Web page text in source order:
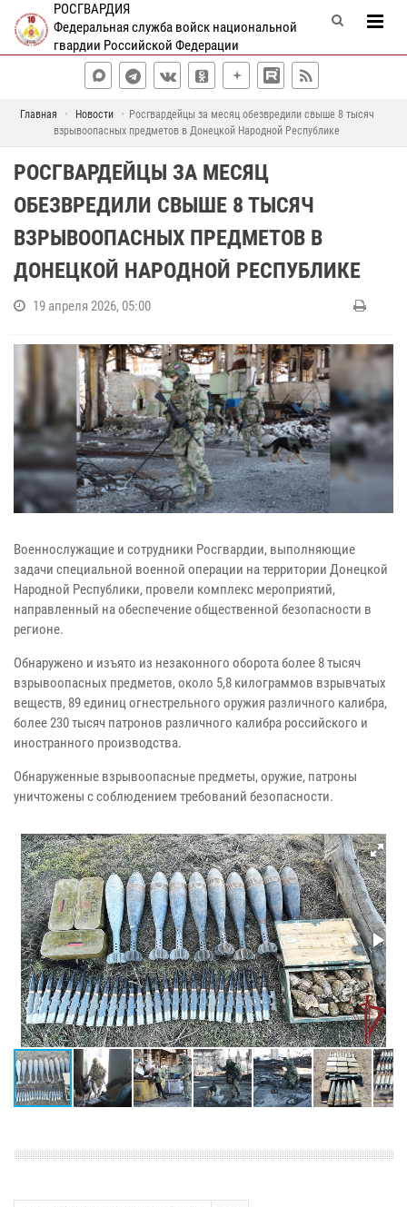
РОСГВАРДИЯ
Федеральная служба войск национальной
гвардии Российской Федерации
Главная Новости
Росгвардейцы за месяц обезвредили свыше 8 тысяч
взрывоопасных предметов в Донецкой Народной Республике
РОСГВАРДЕЙЦЫ ЗА МЕСЯЦ
ОБЕЗВРЕДИЛИ СВЫШЕ 8 ТЫСЯЧ
ВЗРЫВООПАСНЫХ ПРЕДМЕТОВ В
ДОНЕЦКОЙ НАРОДНОЙ РЕСПУБЛИКЕ
19 апреля 2026, 05:00
Военнослужащие и сотрудники Росгвардии, выполняющие
задачи специальной военной операции на территории Донецкой
Народной Республики, провели комплекс мероприятий,
направленный на обеспечение общественной безопасности в
регионе.
Обнаружено и изъято из незаконного оборота более 8 тысяч
взрывоопасных предметов, около 5,8 килограммов взрывчатых
веществ, 89 единиц огнестрельного оружия различного калибра,
более 230 тысяч патронов различного калибра российского и
иностранного производства.
Обнаруженные взрывоопасные предметы, оружие, патроны
уничтожены с соблюдением требований безопасности.